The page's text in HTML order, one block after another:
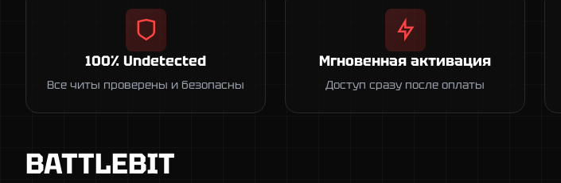
100% Undetected
Все читы проверены и безопасны
Мгновенная активация
Доступ сразу после оплаты
BATTLEBIT